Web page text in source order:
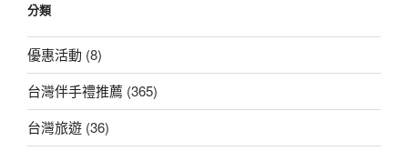
分類
優惠活動 (8)
台灣伴手禮推薦 (365)
台灣旅遊 (36)